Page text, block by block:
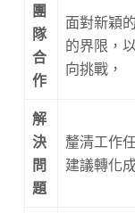
團
隊
合
作
面對新穎
的界限，
向挑戰，
解
決
問
題
釐清工作
建議轉化